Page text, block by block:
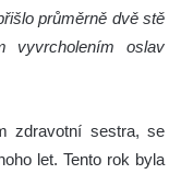
průměrně dvě stě
vyvrcholením oslav
zdravotní sestra, se
let. Tento rok byla